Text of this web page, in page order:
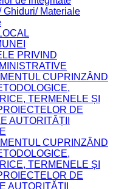
Ghiduri/ Materiale
PRIVIND
CUPRINZÂND
TERMENELE ȘI
DE
AUTORITĂȚII
CUPRINZÂND
TERMENELE ȘI
DE
AUTORITĂȚII